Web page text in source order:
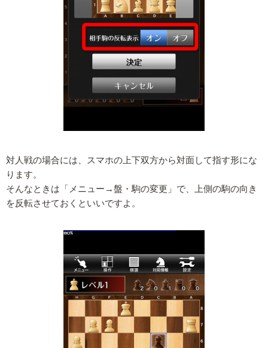
対人戦の場合には、スマホの上下双方から対面して指す形にな
ります。
そんなときは「メニュー→盤・駒の変更」で、上側の駒の向き
を反転させておくといいですよ。